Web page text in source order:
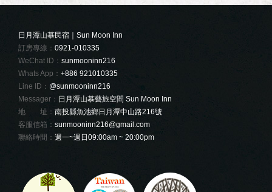
日月潭山慕民宿｜Sun Moon Inn
訂房專線： 0921-010335
WeChat ID： sunmooninn216
Whats App： +886 921010335
Line ID： @sunmooninn216
Messager： 日月潭山慕藝旅空間 Sun Moon Inn
地 址： 南投縣魚池鄉日月潭中山路216號
客服信箱： sunmooninn216@gmail.com
聯絡時間： 週一~週日09:00am ~ 20:00pm